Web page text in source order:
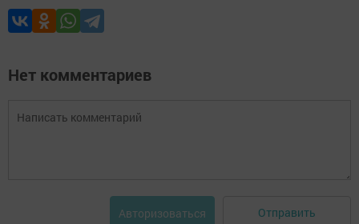
Нет комментариев
Авторизоваться Отправить